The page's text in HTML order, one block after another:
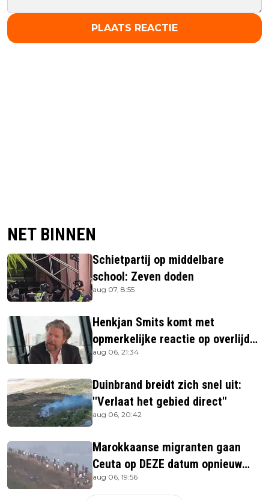
PLAATS REACTIE
NET BINNEN
Schietpartij op middelbare
school: Zeven doden
aug 07, 8:55
Henkjan Smits komt met
opmerkelijke reactie op overlijden
Jerney Kaagman
aug 06, 21:34
Duinbrand breidt zich snel uit:
''Verlaat het gebied direct''
aug 06, 20:42
Marokkaanse migranten gaan
Ceuta op DEZE datum opnieuw
bestormen
aug 06, 19:56